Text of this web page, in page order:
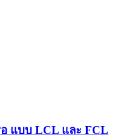
อ แบบ LCL และ FCL